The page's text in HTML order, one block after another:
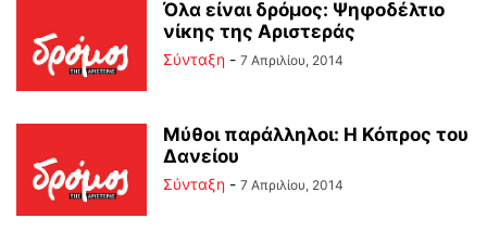
Όλα είναι δρόμος: Ψηφοδέλτιο
νίκης της Αριστεράς
Σύνταξη - 7 Απριλίου, 2014
Μύθοι παράλληλοι: Η Κόπρος του
Δανείου
Σύνταξη - 7 Απριλίου, 2014